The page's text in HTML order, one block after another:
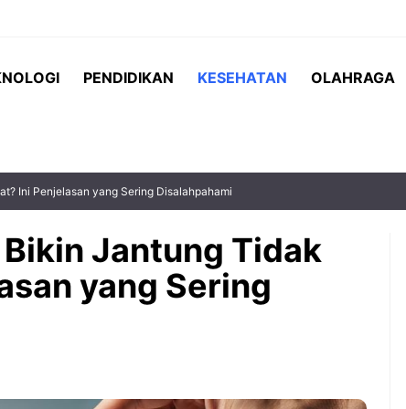
PENDIDIKAN KESEHATAN OLAHRAGA
Ini Penjelasan yang Sering Disalahpahami
Jantung Tidak
yang Sering
Indonesia vs
terakhir
Teh serai menjadi salah satu